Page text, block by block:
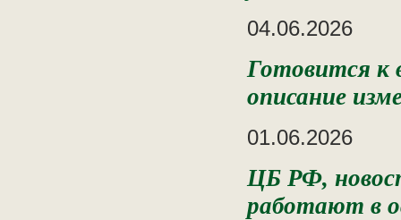
04.06.2026
Готовится к
описание
01.06.2026
ЦБ РФ,
работают в